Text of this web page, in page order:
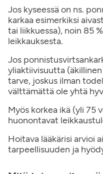
Jos kyseessä on ns.
karkaa esimerkiksi
tai liikkuessa), noin 85
leikkauksesta.
Jos
yliaktiivisuutta
tarve, joskus ilman
välttämättä ole yhtä
Myös korkea ikä (yli 75
huonontavat
Hoitava lääkärisi arvioi
tarpeellisuuden ja